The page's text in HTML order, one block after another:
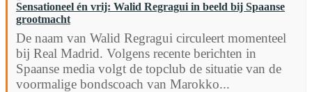
Sensationeel én vrij: Walid Regragui in beeld bij Spaanse
grootmacht
De naam van Walid Regragui circuleert momenteel
bij Real Madrid. Volgens recente berichten in
Spaanse media volgt de topclub de situatie van de
voormalige bondscoach van Marokko...